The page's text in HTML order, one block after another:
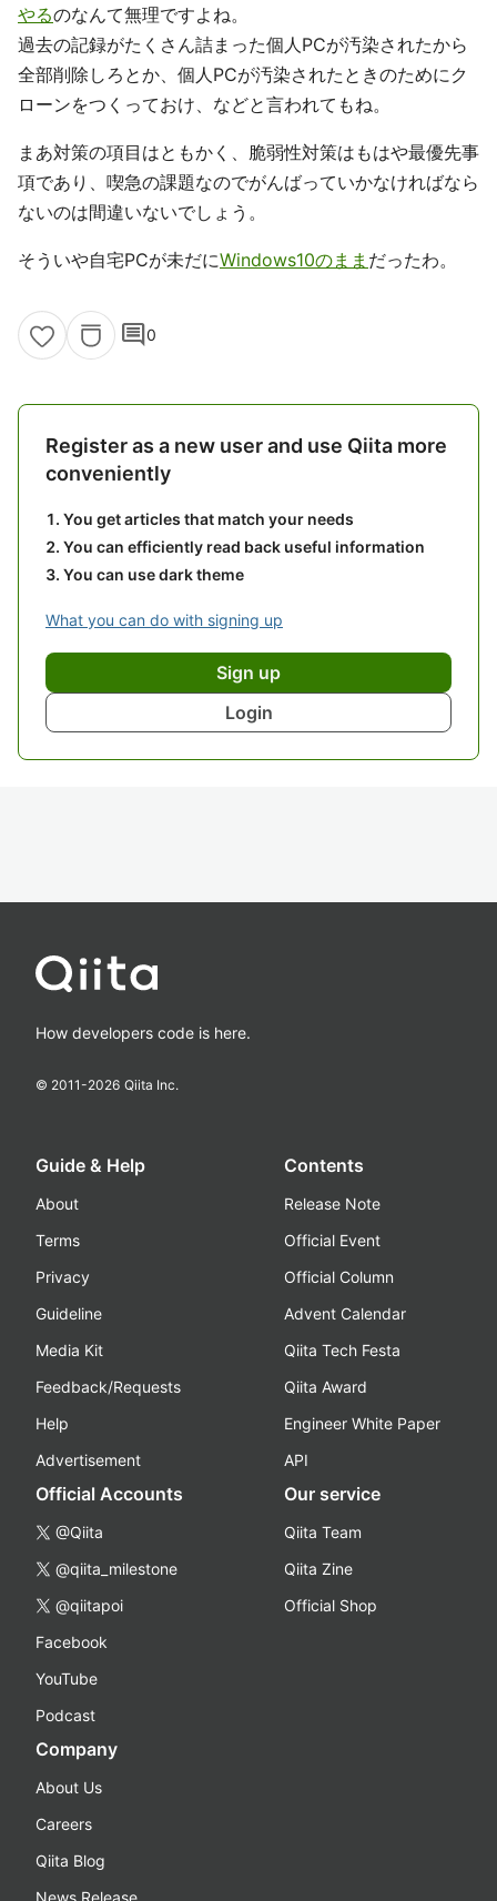
やるのなんて無理ですよね。
過去の記録がたくさん詰まった個人PCが汚染されたから
全部削除しろとか、個人PCが汚染されたときのためにク
ローンをつくっておけ、などと言われてもね。
まあ対策の項目はともかく、脆弱性対策はもはや最優先事
項であり、喫急の課題なのでがんばっていかなければなら
ないのは間違いないでしょう。
そういや自宅PCが未だにWindows10のまま だったわ。
comment0
Register as a new user and use Qiita more
conveniently
You get articles that match your needs
You can efficiently read back useful information
You can use dark theme
What you can do with signing up
Sign up
Login
How developers code is here.
© 2011-2026 Qiita Inc.
Guide & Help
About
Terms
Privacy
Guideline
Media Kit
Feedback/Requests
Help
Advertisement
Contents
Release Note
Official Event
Official Column
Advent Calendar
Qiita Tech Festa
Qiita Award
Engineer White Paper
API
Official Accounts
@Qiita
@qiita_milestone
@qiitapoi
Facebook
YouTube
Podcast
Our service
Qiita Team
Qiita Zine
Official Shop
Company
About Us
Careers
Qiita Blog